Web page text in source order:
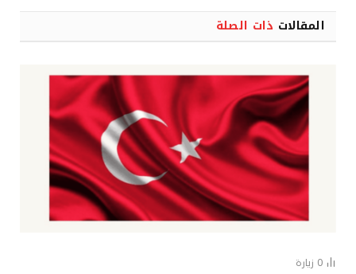
المقالات ذات الصلة
0 زيارة